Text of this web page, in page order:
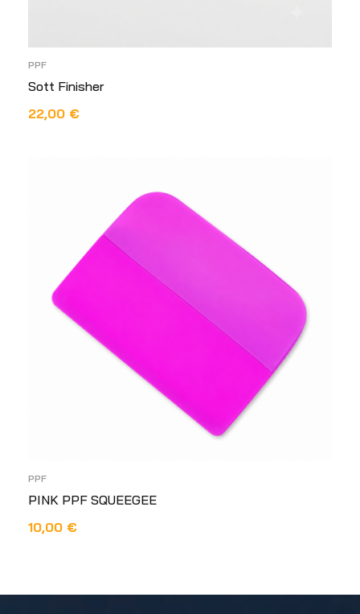
PPF
Sott Finisher
22,00 €
PPF
PINK PPF SQUEEGEE
10,00 €